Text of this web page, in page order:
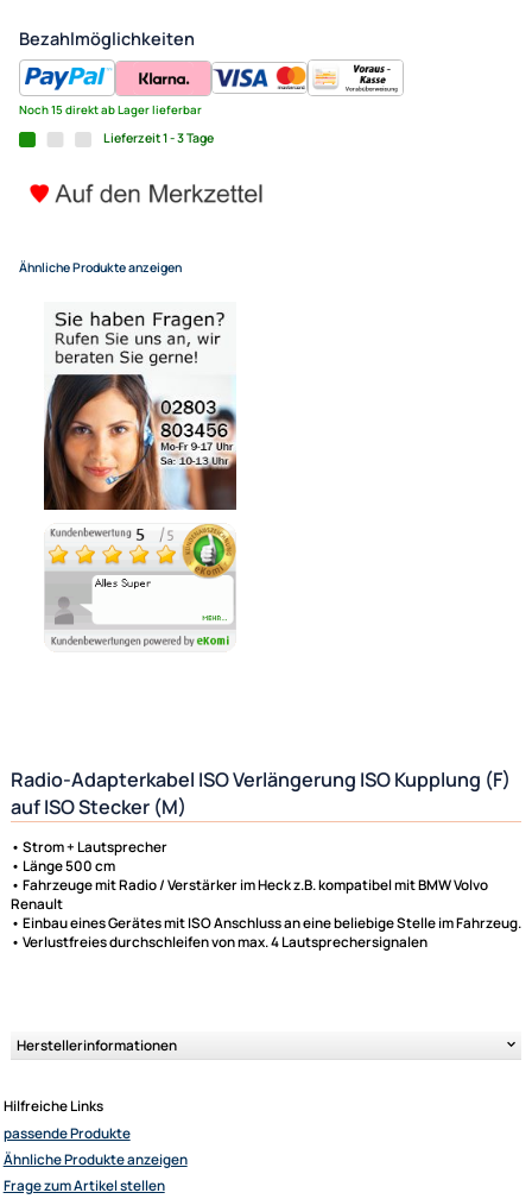
auf ISO Stecker (M)
• Länge 500 cm
• Fahrzeuge mit Radio / Verstärker im Heck z.B. kompatibel mit BMW
Renault
• Einbau eines Gerätes mit ISO Anschluss an eine beliebige Stelle im
• Verlustfreies durchschleifen von max. 4 Lautsprechersignalen
UVP 25,98 € *
21,34 €
Alle Preise inkl. gesetzlicher MwSt.
für eine normale Postadresse in Deutschland
(Deutsche Inseln 14,90 EUR Aufschlag / pro Paket)
Bezahlmöglichkeiten
Noch 15 direkt ab Lager lieferbar
Lieferzeit 1 - 3 Tage
Ähnliche Produkte anzeigen
Ultramall
Zahlungsarten
Wir versenden mit
Unsere Leistungen